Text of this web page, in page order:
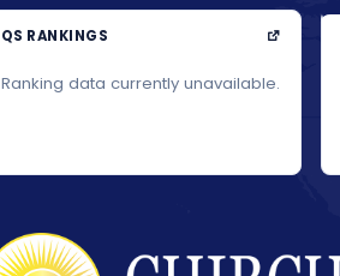
QS RANKINGS
Ranking data currently unavailable.